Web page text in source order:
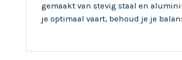
gemaakt van stevig staal en
je optimaal vaart, behoud je je